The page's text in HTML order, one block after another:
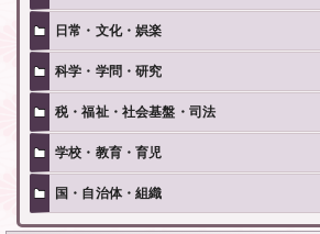
日常・文化・娯楽
科学・学問・研究
税・福祉・社会基盤・司法
学校・教育・育児
国・自治体・組織